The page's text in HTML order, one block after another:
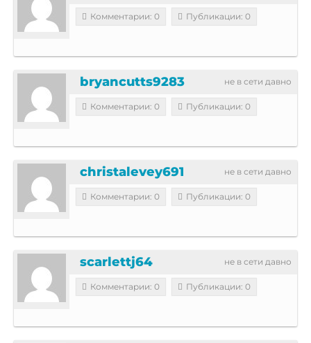
Комментарии: 0 Публикации: 0
не в сети давно
bryancutts9283
Комментарии: 0 Публикации: 0
не в сети давно
christalevey691
Комментарии: 0 Публикации: 0
не в сети давно
scarlettj64
Комментарии: 0 Публикации: 0